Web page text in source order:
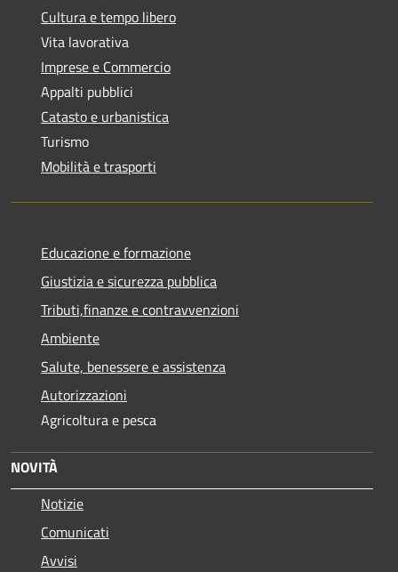
Cultura e tempo libero
Vita lavorativa
Imprese e Commercio
Appalti pubblici
Catasto e urbanistica
Turismo
Mobilità e trasporti
Educazione e formazione
Giustizia e sicurezza pubblica
Tributi,finanze e contravvenzioni
Ambiente
Salute, benessere e assistenza
Autorizzazioni
Agricoltura e pesca
NOVITÀ
Notizie
Comunicati
Avvisi